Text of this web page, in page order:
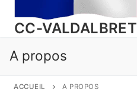
CC-VALDALBRET
A propos
ACCUEIL A PROPOS